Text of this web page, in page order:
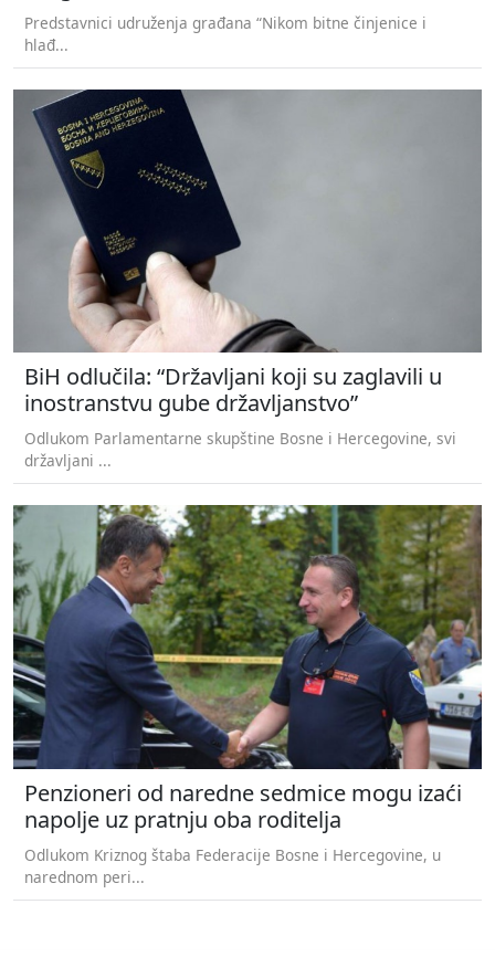
Predstavnici udruženja građana “Nikom bitne činjenice i
hlađ...
BiH odlučila: “Državljani koji su zaglavili u
inostranstvu gube državljanstvo”
Odlukom Parlamentarne skupštine Bosne i Hercegovine, svi
državljani ...
Penzioneri od naredne sedmice mogu izaći
napolje uz pratnju oba roditelja
Odlukom Kriznog štaba Federacije Bosne i Hercegovine, u
narednom peri...